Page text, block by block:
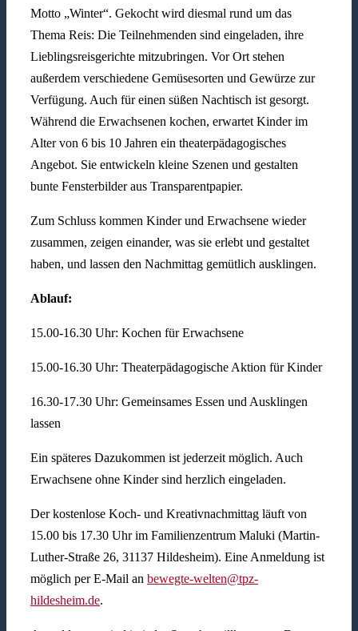
Motto „Winter“. Gekocht wird diesmal rund um das
Thema Reis: Die Teilnehmenden sind eingeladen, ihre
Lieblingsreisgerichte mitzubringen. Vor Ort stehen
außerdem verschiedene Gemüsesorten und Gewürze zur
Verfügung. Auch für einen süßen Nachtisch ist gesorgt.
Während die Erwachsenen kochen, erwartet Kinder im
Alter von 6 bis 10 Jahren ein theaterpädagogisches
Angebot. Sie entwickeln kleine Szenen und gestalten
bunte Fensterbilder aus Transparentpapier.
Zum Schluss kommen Kinder und Erwachsene wieder
zusammen, zeigen einander, was sie erlebt und gestaltet
haben, und lassen den Nachmittag gemütlich ausklingen.
Ablauf:
15.00-16.30 Uhr: Kochen für Erwachsene
15.00-16.30 Uhr: Theaterpädagogische Aktion für Kinder
16.30-17.30 Uhr: Gemeinsames Essen und Ausklingen
lassen
Ein späteres Dazukommen ist jederzeit möglich. Auch
Erwachsene ohne Kinder sind herzlich eingeladen.
Der kostenlose Koch- und Kreativnachmittag läuft von
15.00 bis 17.30 Uhr im Familienzentrum Maluki (Martin-
Luther-Straße 26, 31137 Hildesheim). Eine Anmeldung ist
möglich per E-Mail an bewegte-welten@tpz-
hildesheim.de.